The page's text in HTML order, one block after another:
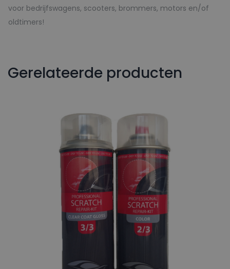
voor bedrijfswagens, scooters, brommers, motors en/of
oldtimers!
Gerelateerde producten